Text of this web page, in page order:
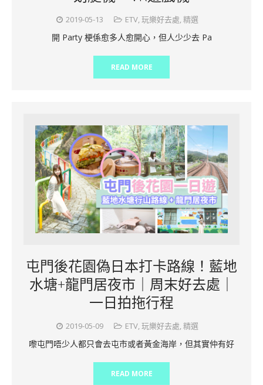
2019-05-13 ETV,玩樂好去處,精選
開 Party 梗係愈多人愈開心，但人少少去 Pa
READ MORE
屯門後花園偽日本打卡路線！藍地
水塘+龍門居夜市｜周末好去處｜
一日拍拖行程
2019-05-09 ETV,玩樂好去處,精選
嚟屯門唔少人都只會去屯市或者黃金海岸，但其實仲有好
READ MORE